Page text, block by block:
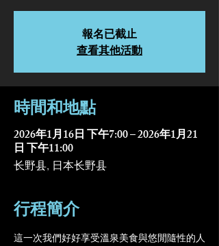
報名已截止
查看其他活動
時間和地點
2026年1月16日 下午7:00 – 2026年1月21
日 下午11:00
长野县, 日本长野县
行程簡介
這一次我們好好享受溫泉美食與悠閒隨性的人